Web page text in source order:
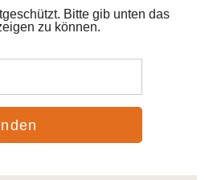
Bitte gib unten das
zu können.